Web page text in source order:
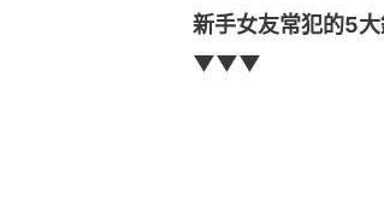
新手女友常犯的5大
▼▼▼